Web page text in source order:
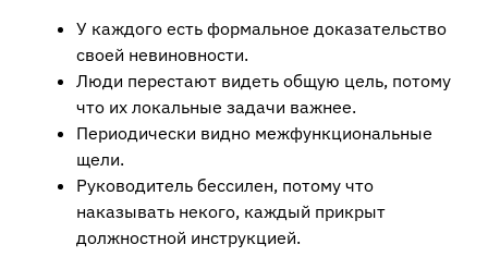
У каждого есть формальное доказательство
своей невиновности.
Люди перестают видеть общую цель, потому
что их локальные задачи важнее.
Периодически видно межфункциональные
щели.
Руководитель бессилен, потому что
наказывать некого, каждый прикрыт
должностной инструкцией.